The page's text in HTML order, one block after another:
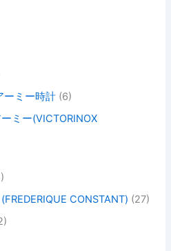
ーミー時計 (6)
ミー(VICTORINOX
CONSTANT) (27)